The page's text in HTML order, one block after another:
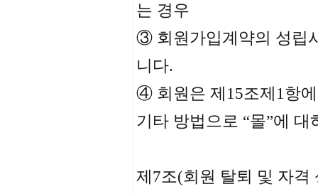
는 경우
③ 회원가입계약의 성립
니다.
④ 회원은 제15조제1항
기타 방법으로 “몰”에
제7조(회원 탈퇴 및 자격